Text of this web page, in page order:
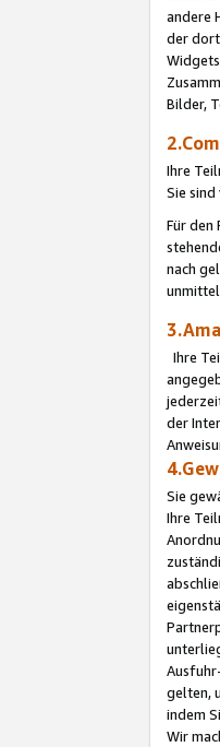
andere
der dort
Bilder,
Ihre
Sie
Für den
nach
Ihre
der
Sie
Ihre
gelten,
indem
Wir